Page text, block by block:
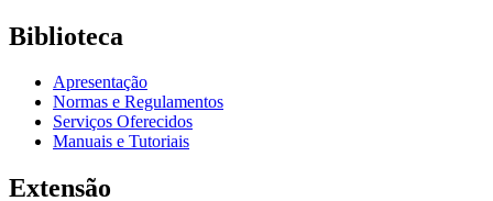
Biblioteca
Apresentação
Normas e Regulamentos
Serviços Oferecidos
Manuais e Tutoriais
Extensão